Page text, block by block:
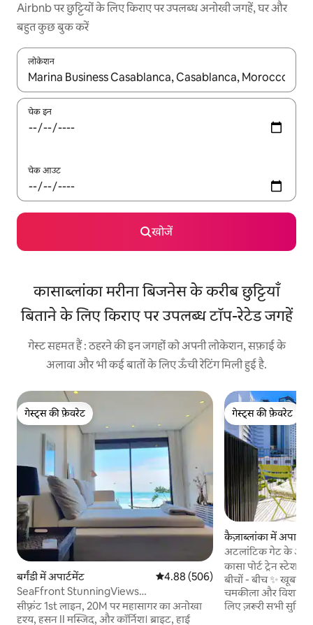
Airbnb पर छुट्टियों के लिए किराए पर उपलब्ध अनोखी जगहें, घर और
बहुत कुछ बुक करें
लोकेशन
नतीजों के उपलब्ध होने पर, अप और डाउन 'ऐरो की' का इस्तेमाल करके नेविगेट
चेक इन
चेक आउट
खोजें
कासाब्लांका मरीना बिजनेस के करीब छुट्टियाँ
बिताने के लिए किराए पर उपलब्ध टॉप-रेटेड जगहें
गेस्ट सहमत हैं : ठहरने की इन जगहों को अपनी लोकेशन, सफ़ाई के
अलावा और भी कई बातों के लिए ऊँची रेटिंग मिली हुई है.
गेस्ट्स की फ़ेवरेट
गेस्ट्स की फ़ेवरेट
बर्गंडी में अपार्टमेंट औसत रेटिंग 5 में से 4.88, 506 समीक्षाएँ
4.88 (506)
SeaFfront StunningViews
CosyLuxuryCentral अपार्टमेंट
सीफ़्रंट 1st लाइन, 20M पर महासागर का अनोखा
दृश्य, हसन II मस्जिद, और कॉर्निश। ब्राइट, हाई
गेस्ट्स की फ़ेवरेट
गेस्ट्स की फ़ेवरेट
कैज़ाब्लांका में
अटलांटिक गेट के
कासा पोर्ट ट्रेन
बीचों - बीच ✨ खूबसूरत
चमकीला और विशाल
लिए ज़रूरी सभी